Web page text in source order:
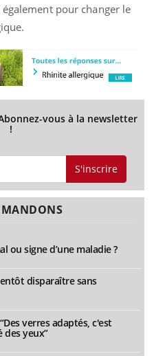
pour changer le
vous à la newsletter
!
S'inscrire
ou signe d’une maladie ?
disparaître sans
verres adaptés, c'est
des yeux”